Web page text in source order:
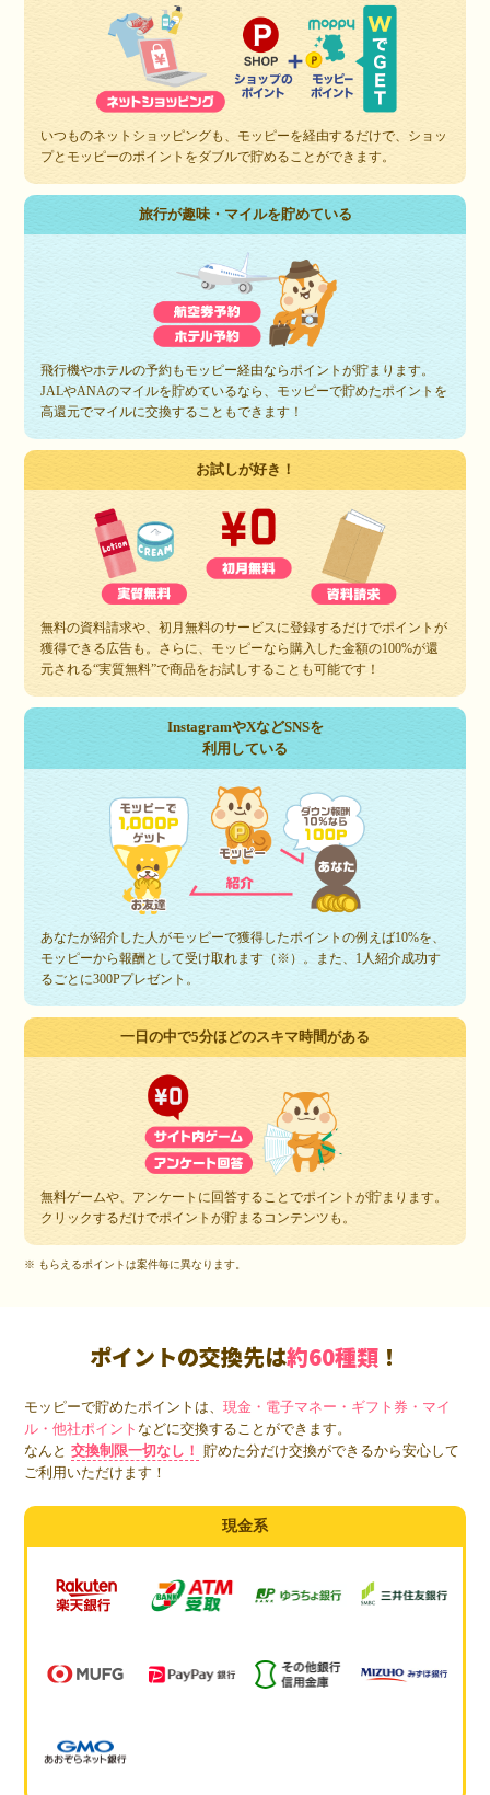
いつものネットショッピングも、モッピーを経由するだけで、ショッ
プとモッピーのポイントをダブルで貯めることができます。
旅行が趣味・マイルを貯めている
飛行機やホテルの予約もモッピー経由ならポイントが貯まります。
JALやANAのマイルを貯めているなら、モッピーで貯めたポイントを
高還元でマイルに交換することもできます！
お試しが好き！
無料の資料請求や、初月無料のサービスに登録するだけでポイントが
獲得できる広告も。さらに、モッピーなら購入した金額の100%が還
元される“実質無料”で商品をお試しすることも可能です！
InstagramやXなどSNSを
利用している
あなたが紹介した人がモッピーで獲得したポイントの例えば10%を、
モッピーから報酬として受け取れます（※）。また、1人紹介成功す
るごとに300Pプレゼント。
一日の中で5分ほどのスキマ時間がある
無料ゲームや、アンケートに回答することでポイントが貯まります。
クリックするだけでポイントが貯まるコンテンツも。
※ もらえるポイントは案件毎に異なります。
ポイントの交換先は約60種類 ！
モッピーで貯めたポイントは、現金・電子マネー・ギフト券・マイ
ル・他社ポイントなどに交換することができます。
なんと 交換制限一切なし！
貯めた分だけ交換ができるから安心して
ご利用いただけます！
現金系